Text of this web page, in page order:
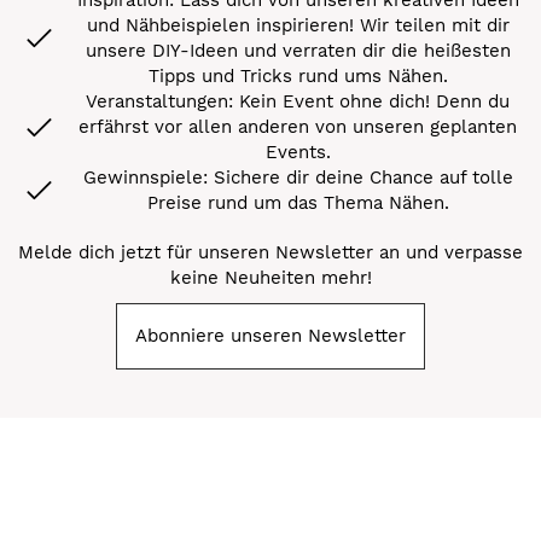
und Nähbeispielen inspirieren! Wir teilen mit dir
unsere DIY-Ideen und verraten dir die heißesten
Tipps und Tricks rund ums Nähen.
Veranstaltungen: Kein Event ohne dich! Denn du
erfährst vor allen anderen von unseren geplanten
Events.
Gewinnspiele: Sichere dir deine Chance auf tolle
Preise rund um das Thema Nähen.
Melde dich jetzt für unseren Newsletter an und verpasse
keine Neuheiten mehr!
Abonniere unseren Newsletter